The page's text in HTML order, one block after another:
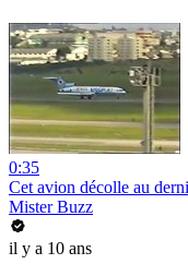
0:35
Cet avion décolle au
Mister Buzz
il y a 10 ans